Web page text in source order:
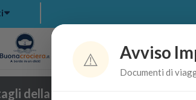
Home Chi Siamo
della crociera
⚠️ Avviso
Documenti di